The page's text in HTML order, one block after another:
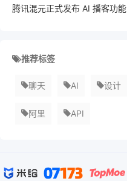
腾讯混元正式发布 AI 播客功能
推荐标签
聊天 AI 设计
阿里 API